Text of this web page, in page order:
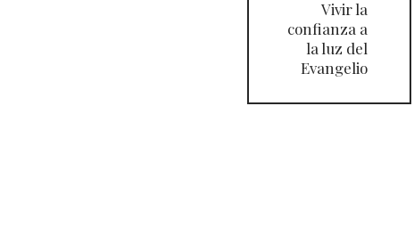
Vivir la
confianza a
la luz del
Evangelio